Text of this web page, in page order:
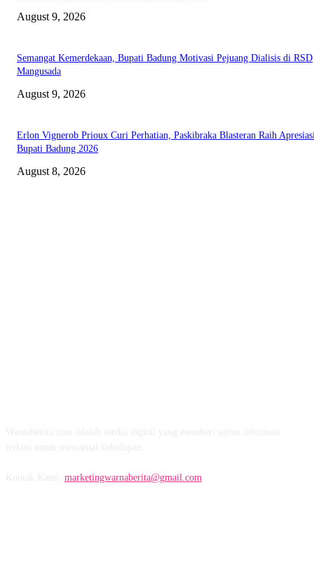
August 9, 2026
Semangat Kemerdekaan, Bupati Badung Motivasi Pejuang Dialisis di RSD
Mangusada
August 9, 2026
Erlon Vignerob Prioux Curi Perhatian, Paskibraka Blasteran Raih
Bupati Badung 2026
August 8, 2026
marketingwarnaberita@gmail.com